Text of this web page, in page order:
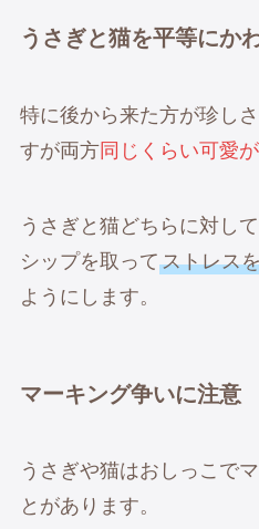
うさぎと猫を平等にか
特に後から来た方が珍し
すが両方同じくらい可愛が
うさぎと猫どちらに対し
シップを取ってストレス
ようにします。
マーキング争いに注意
うさぎや猫はおしっこで
とがあります。